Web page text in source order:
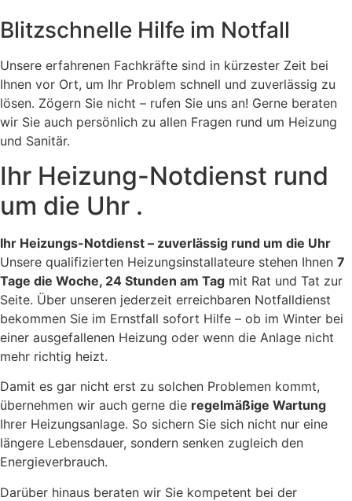
Blitzschnelle Hilfe im Notfall
Unsere erfahrenen Fachkräfte sind in kürzester Zeit bei
Ihnen vor Ort, um Ihr Problem schnell und zuverlässig zu
lösen. Zögern Sie nicht – rufen Sie uns an! Gerne beraten
wir Sie auch persönlich zu allen Fragen rund um Heizung
und Sanitär.
Ihr Heizung-Notdienst rund
um die Uhr .
Ihr Heizungs-Notdienst – zuverlässig rund um die Uhr
Unsere qualifizierten Heizungsinstallateure stehen Ihnen 7
Tage die Woche, 24 Stunden am Tag mit Rat und Tat zur
Seite. Über unseren jederzeit erreichbaren Notfalldienst
bekommen Sie im Ernstfall sofort Hilfe – ob im Winter bei
einer ausgefallenen Heizung oder wenn die Anlage nicht
mehr richtig heizt.
Damit es gar nicht erst zu solchen Problemen kommt,
übernehmen wir auch gerne die regelmäßige Wartung
Ihrer Heizungsanlage. So sichern Sie sich nicht nur eine
längere Lebensdauer, sondern senken zugleich den
Energieverbrauch.
Darüber hinaus beraten wir Sie kompetent bei der